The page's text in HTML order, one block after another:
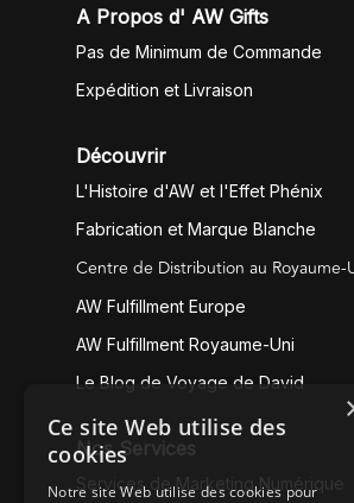
A Propos d' AW Gifts
Pas de Minimum de Commande
Expédition et Livraison
Découvrir
L'Histoire d'AW et l'Effet Phénix
Fabrication et Marque Blanche
Centre de Distribution au Royaume-
AW Fulfillment Europe
AW Fulfillment Royaume-Uni
Le Blog de Voyage de David
Nos Services
Services de Marketing Numérique
Ce site Web utilise des
cookies
Notre site Web utilise des cookies pour